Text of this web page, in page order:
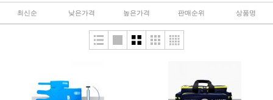
최신순 낮은가격 높은가격 판매순위 상품명